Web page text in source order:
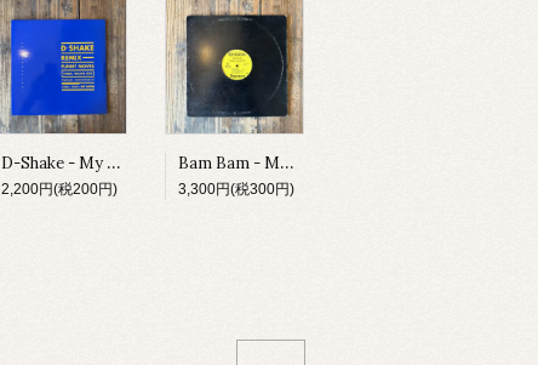
D-Shake - My Heart The Beat / Funny Moves
2,200円(税200円)
Bam Bam - Make U Scream
3,300円(税300円)